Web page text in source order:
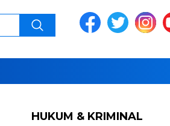
HUKUM & KRIMINAL